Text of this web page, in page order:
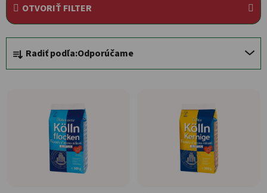
OTVORIŤ FILTER
Radenie produktov
Radiť podľa:Odporúčame